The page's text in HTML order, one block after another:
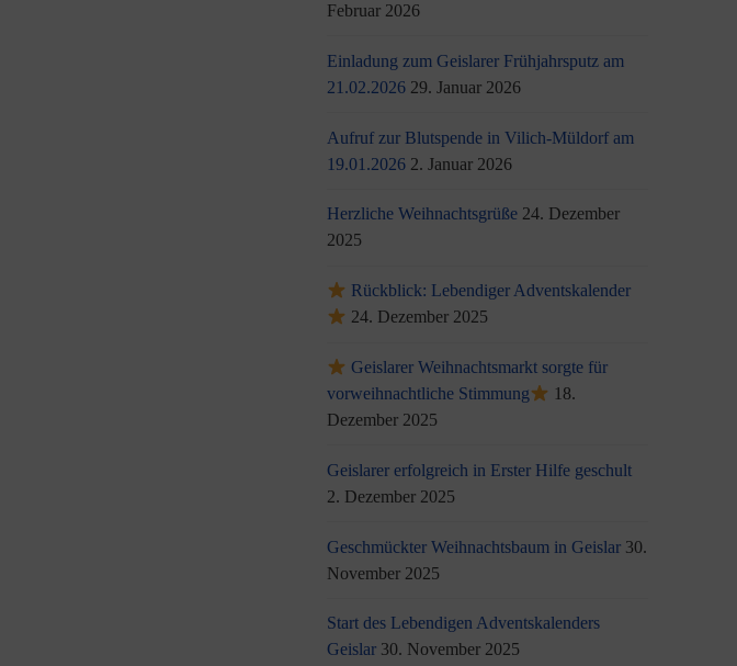
Februar 2026
Einladung zum Geislarer Frühjahrsputz am
21.02.2026 29. Januar 2026
Aufruf zur Blutspende in Vilich-Müldorf am
19.01.2026 2. Januar 2026
Herzliche Weihnachtsgrüße 24. Dezember
2025
Rückblick: Lebendiger Adventskalender
24. Dezember 2025
Geislarer Weihnachtsmarkt sorgte für
vorweihnachtliche Stimmung
18.
Dezember 2025
Geislarer erfolgreich in Erster Hilfe geschult
2. Dezember 2025
Geschmückter Weihnachtsbaum in Geislar 30.
November 2025
Start des Lebendigen Adventskalenders
Geislar 30. November 2025